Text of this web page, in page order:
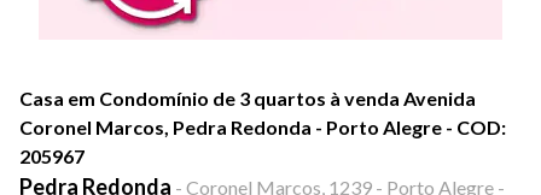
Casa em Condomínio de 3 quartos à venda Avenida
Coronel Marcos, Pedra Redonda - Porto Alegre - COD:
205967
Pedra Redonda - Coronel Marcos, 1239 - Porto Alegre -